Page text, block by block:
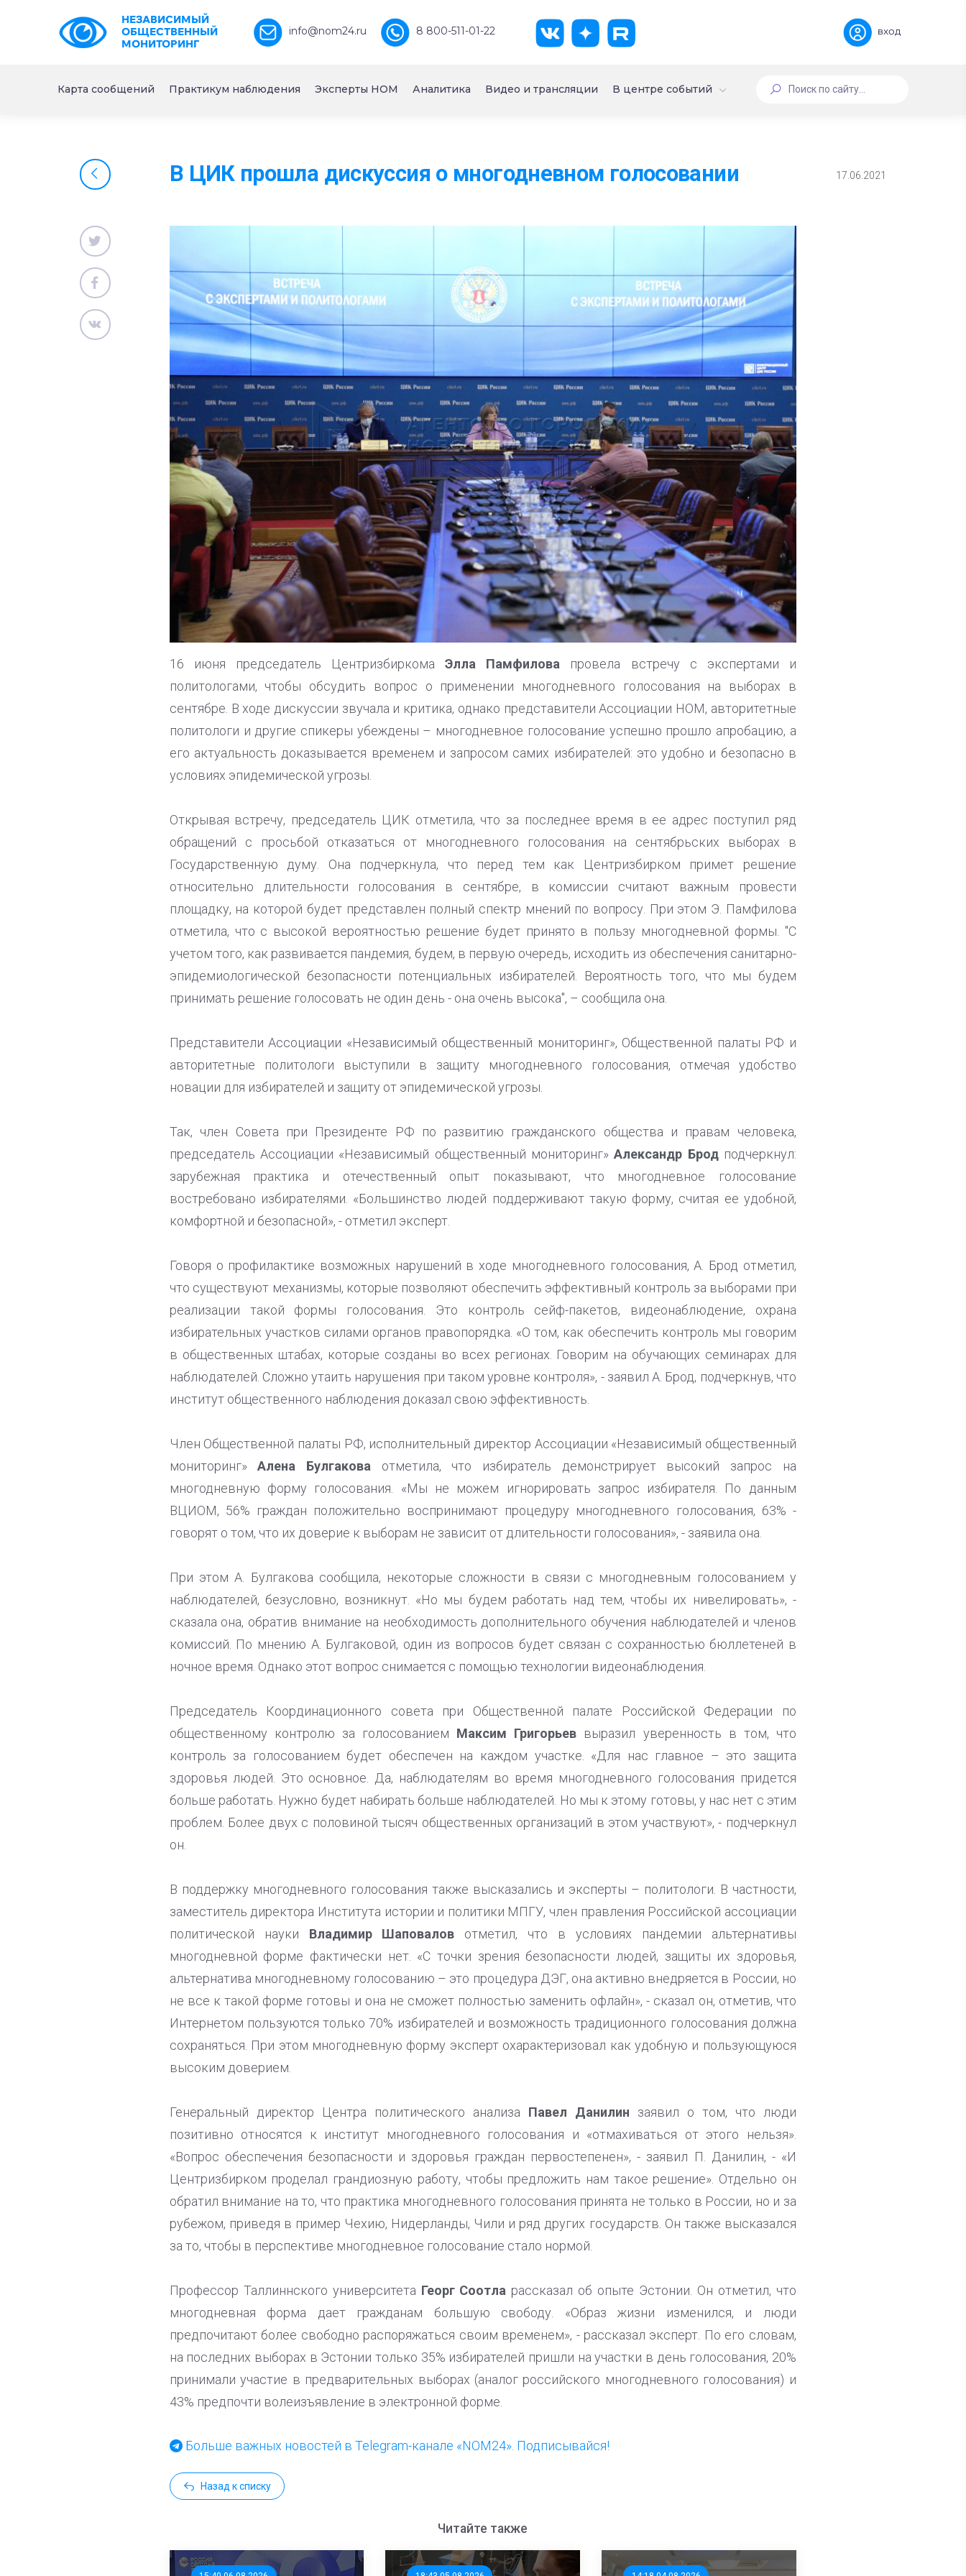
НЕЗАВИСИМЫЙ
ОБЩЕСТВЕННЫЙ
МОНИТОРИНГ
info@nom24.ru 8 800-511-01-22 вход
Карта сообщений Практикум наблюдения Эксперты НОМ Аналитика Видео и трансляции В центре событий
В ЦИК прошла дискуссия о многодневном голосовании 17.06.2021
16 июня председатель ЦентризбиркомаЭлла Памфилова провела встречу с экспертами и
политологами, чтобы обсудить вопрос о применении многодневного голосования на выборах в
сентябре. В ходе дискуссии звучала и критика, однако представители Ассоциации НОМ, авторитетные
политологи и другие спикеры убеждены – многодневное голосование успешно прошло апробацию, а
его актуальность доказывается временем и запросом самих избирателей: это удобно и безопасно в
условиях эпидемической угрозы.
Открывая встречу, председатель ЦИК отметила, что за последнее время в ее адрес поступил ряд
обращений с просьбой отказаться от многодневного голосования на сентябрьских выборах в
Государственную думу. Она подчеркнула, что перед тем как Центризбирком примет решение
относительно длительности голосования в сентябре, в комиссии считают важным провести
площадку, на которой будет представлен полный спектр мнений по вопросу. При этом Э. Памфилова
отметила, что с высокой вероятностью решение будет принято в пользу многодневной формы. "С
учетом того, как развивается пандемия, будем, в первую очередь, исходить из обеспечения санитарно-
эпидемиологической безопасности потенциальных избирателей. Вероятность того, что мы будем
принимать решение голосовать не один день - она очень высока", – сообщила она.
Представители Ассоциации «Независимый общественный мониторинг», Общественной палаты РФ и
авторитетные политологи выступили в защиту многодневного голосования, отмечая удобство
новации для избирателей и защиту от эпидемической угрозы.
Так, член Совета при Президенте РФ по развитию гражданского общества и правам человека,
председатель Ассоциации «Независимый общественный мониторинг»Александр Бродподчеркнул:
зарубежная практика и отечественный опыт показывают, что многодневное голосование
востребовано избирателями. «Большинство людей поддерживают такую форму, считая ее удобной,
комфортной и безопасной», - отметил эксперт.
Говоря о профилактике возможных нарушений в ходе многодневного голосования, А. Брод отметил,
что существуют механизмы, которые позволяют обеспечить эффективный контроль за выборами при
реализации такой формы голосования. Это контроль сейф-пакетов, видеонаблюдение, охрана
избирательных участков силами органов правопорядка. «О том, как обеспечить контроль мы говорим
в общественных штабах, которые созданы во всех регионах. Говорим на обучающих семинарах для
наблюдателей. Сложно утаить нарушения при таком уровне контроля», - заявил А. Брод, подчеркнув, что
институт общественного наблюдения доказал свою эффективность.
Член Общественной палаты РФ, исполнительный директор Ассоциации «Независимый общественный
мониторинг»Алена Булгакова отметила, что избиратель демонстрирует высокий запрос на
многодневную форму голосования. «Мы не можем игнорировать запрос избирателя. По данным
ВЦИОМ, 56% граждан положительно воспринимают процедуру многодневного голосования, 63% -
говорят о том, что их доверие к выборам не зависит от длительности голосования», - заявила она.
При этом А. Булгакова сообщила, некоторые сложности в связи с многодневным голосованием у
наблюдателей, безусловно, возникнут. «Но мы будем работать над тем, чтобы их нивелировать», -
сказала она, обратив внимание на необходимость дополнительного обучения наблюдателей и членов
комиссий. По мнению А. Булгаковой, один из вопросов будет связан с сохранностью бюллетеней в
ночное время. Однако этот вопрос снимается с помощью технологии видеонаблюдения.
Председатель Координационного совета при Общественной палате Российской Федерации по
общественному контролю за голосованием Максим Григорьев выразил уверенность в том, что
контроль за голосованием будет обеспечен на каждом участке. «Для нас главное – это защита
здоровья людей. Это основное. Да, наблюдателям во время многодневного голосования придется
больше работать. Нужно будет набирать больше наблюдателей. Но мы к этому готовы, у нас нет с этим
проблем. Более двух с половиной тысяч общественных организаций в этом участвуют», - подчеркнул
он.
В поддержку многодневного голосования также высказались и эксперты – политологи. В частности,
заместитель директора Института истории и политики МПГУ, член правления Российской ассоциации
политической науки Владимир Шаповалов отметил, что в условиях пандемии альтернативы
многодневной форме фактически нет. «С точки зрения безопасности людей, защиты их здоровья,
альтернатива многодневному голосованию – это процедура ДЭГ, она активно внедряется в России, но
не все к такой форме готовы и она не сможет полностью заменить офлайн», - сказал он, отметив, что
Интернетом пользуются только 70% избирателей и возможность традиционного голосования должна
сохраняться. При этом многодневную форму эксперт охарактеризовал как удобную и пользующуюся
высоким доверием.
Генеральный директор Центра политического анализа Павел Данилин заявил о том, что люди
позитивно относятся к институт многодневного голосования и «отмахиваться от этого нельзя».
«Вопрос обеспечения безопасности и здоровья граждан первостепенен», - заявил П. Данилин, - «И
Центризбирком проделал грандиозную работу, чтобы предложить нам такое решение». Отдельно он
обратил внимание на то, что практика многодневного голосования принята не только в России, но и за
рубежом, приведя в пример Чехию, Нидерланды, Чили и ряд других государств. Он также высказался
за то, чтобы в перспективе многодневное голосование стало нормой.
Профессор Таллиннского университета Георг Соотла рассказал об опыте Эстонии. Он отметил, что
многодневная форма дает гражданам большую свободу. «Образ жизни изменился, и люди
предпочитают более свободно распоряжаться своим временем», - рассказал эксперт. По его словам,
на последних выборах в Эстонии только 35% избирателей пришли на участки в день голосования, 20%
принимали участие в предварительных выборах (аналог российского многодневного голосования) и
43% предпочти волеизъявление в электронной форме.
Больше важных новостей в Telegram-канале «NOM24». Подписывайся!
Назад к списку
Читайте также